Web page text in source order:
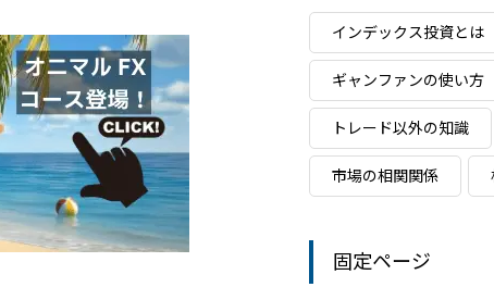
インデックス投資とは
ギャンファンの使い方
トレード以外の知識
市場の相関関係
固定ページ